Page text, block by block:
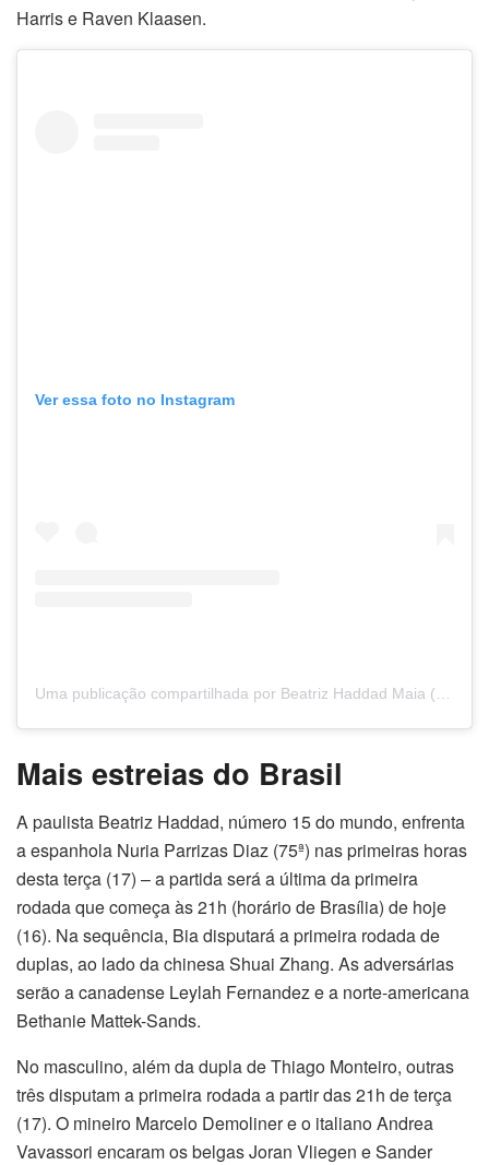
Harris e Raven Klaasen.
Ver essa foto no Instagram
Uma publicação compartilhada por Beatriz Haddad Maia (@biahaddadmaia)
Mais estreias do Brasil
A paulista Beatriz Haddad, número 15 do mundo, enfrenta
a espanhola Nuria Parrizas Diaz (75ª) nas primeiras horas
desta terça (17) – a partida será a última da primeira
rodada que começa às 21h (horário de Brasília) de hoje
(16). Na sequência, Bia disputará a primeira rodada de
duplas, ao lado da chinesa Shuai Zhang. As adversárias
serão a canadense Leylah Fernandez e a norte-americana
Bethanie Mattek-Sands.
No masculino, além da dupla de Thiago Monteiro, outras
três disputam a primeira rodada a partir das 21h de terça
(17). O mineiro Marcelo Demoliner e o italiano Andrea
Vavassori encaram os belgas Joran Vliegen e Sander